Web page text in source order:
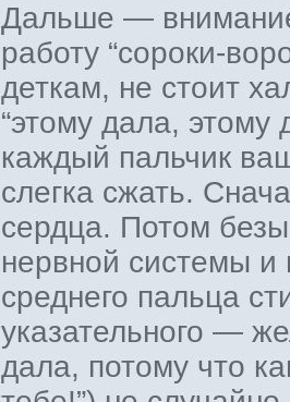
Дальше —
работу “сороки-
деткам, не стоит
“этому дала, этому
каждый пальчик
слегка сжать.
сердца. Потом
нервной системы
среднего пальца
указательного —
дала, потому что